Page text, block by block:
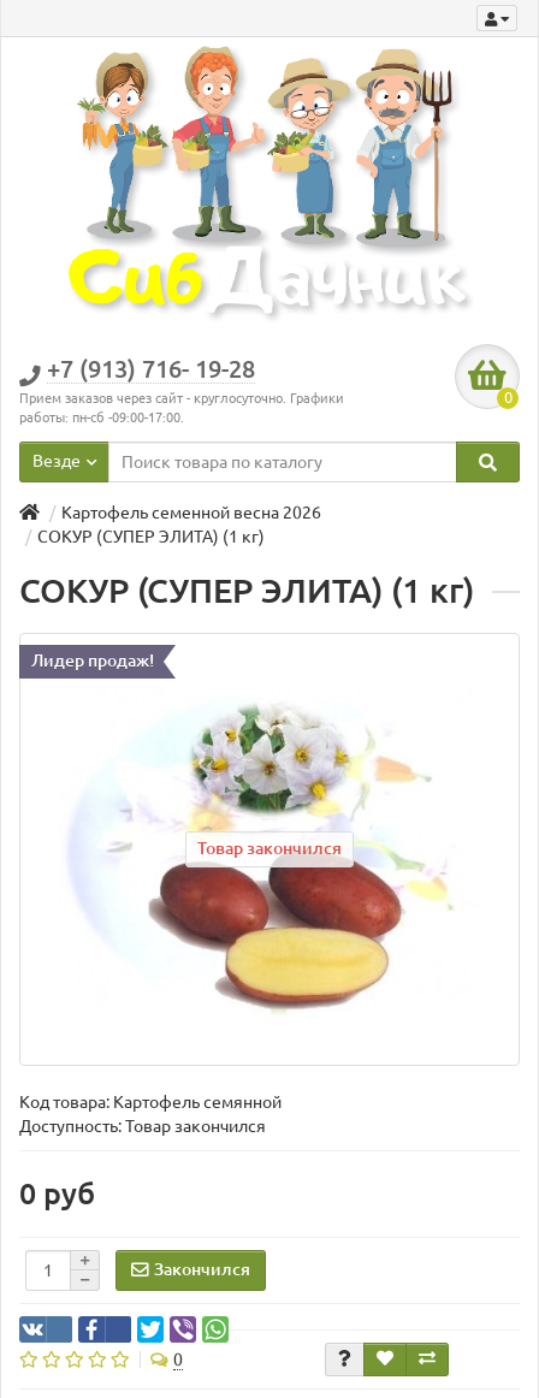
+7 (913) 716- 19-28
Прием заказов через сайт - круглосуточно. Графики
работы: пн-сб -09:00-17:00.
0
Везде
Картофель семенной весна 2026
СОКУР (СУПЕР ЭЛИТА) (1 кг)
СОКУР (СУПЕР ЭЛИТА) (1 кг)
Лидер продаж!
Товар закончился
Код товара: Картофель семянной
Доступность: Товар закончился
0 руб
Закончился
0